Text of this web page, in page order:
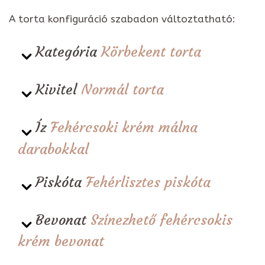
A torta konfiguráció szabadon változtatható:
KategóriaKörbekent torta
Kivitel Normál torta
Íz Fehércsoki krém málna
darabokkal
Piskóta Fehérlisztes piskóta
Bevonat Színezhető fehércsokis
krém bevonat